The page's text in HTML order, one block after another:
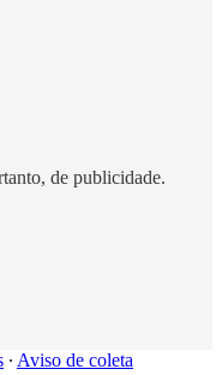
de publicidade.
∙ Aviso de coleta